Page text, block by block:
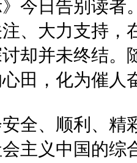
》今日告别读
、大力支持，
却并未终结。
心田，化为催
全、顺利、精
主义中国的综